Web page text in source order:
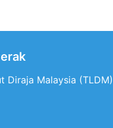
Diraja Malaysia